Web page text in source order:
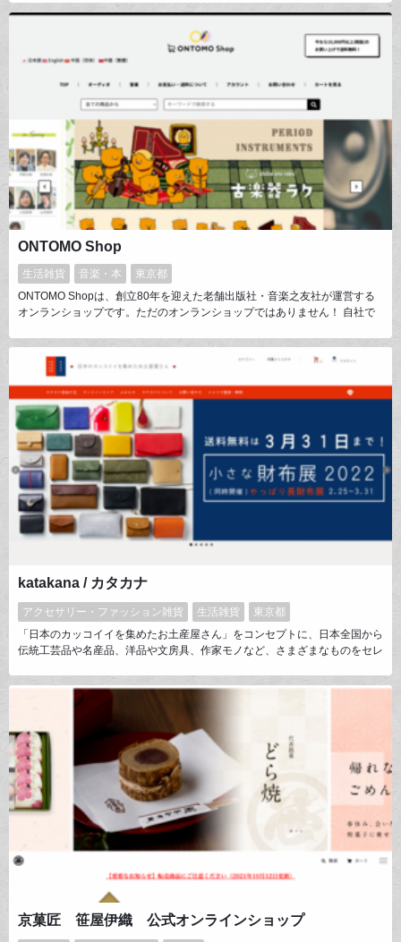
るように、流行りのモロッカンデザイン、定番の北欧デザインなどお好きな
ルカバーの他にカーカーテンやカーマットなども販売しています。
ONTOMO Shop
生活雑貨 音楽・本
東京都
ONTOMO Shopは、創立80年を迎えた老舗出版社・音楽之友社が運営する
オンランショップです。ただのオンランショップではありません！ 自社で
本「ピアノランド」などのミュージックデータ、音楽教材やグッズなど、こ
こでしか入手できないユニークなオーディオと音楽の限定品・セレクト品な
どを多く取り揃えています。
katakana / カタカナ
アクセサリー・ファッション雑貨 生活雑貨
東京都
「日本のカッコイイを集めたお土産屋さん」をコンセプトに、日本全国から
伝統工芸品や名産品、洋品や文房具、作家モノなど、さまざまなものをセレ
ベントも開催しています。商品ページでは、情報だけでなく、作り手の想い
やものづくりの背景など、お客様がより愛着をもって長く使い続けたくなる
京菓匠 笹屋伊織 公式オンラインショップ